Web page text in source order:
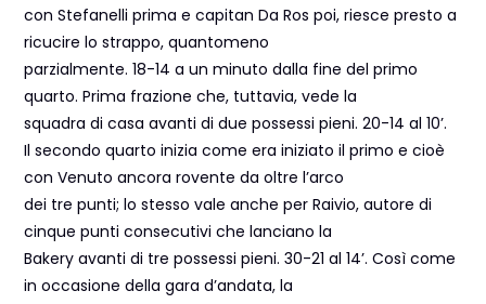
con Stefanelli prima e capitan Da Ros poi, riesce presto a
ricucire lo strappo, quantomeno
parzialmente. 18-14 a un minuto dalla fine del primo
quarto. Prima frazione che, tuttavia, vede la
squadra di casa avanti di due possessi pieni. 20-14 al 10’.
Il secondo quarto inizia come era iniziato il primo e cioè
con Venuto ancora rovente da oltre l’arco
dei tre punti; lo stesso vale anche per Raivio, autore di
cinque punti consecutivi che lanciano la
Bakery avanti di tre possessi pieni. 30-21 al 14’. Così come
in occasione della gara d’andata, la